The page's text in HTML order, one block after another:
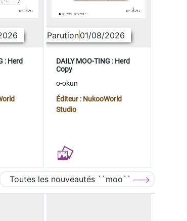
: Herd
Parution01/08/2026
DAILY MOO-TING : Herd
Copy
o-okun
Éditeur : NukooWorld
Studio
Toutes les nouveautés ``moo``